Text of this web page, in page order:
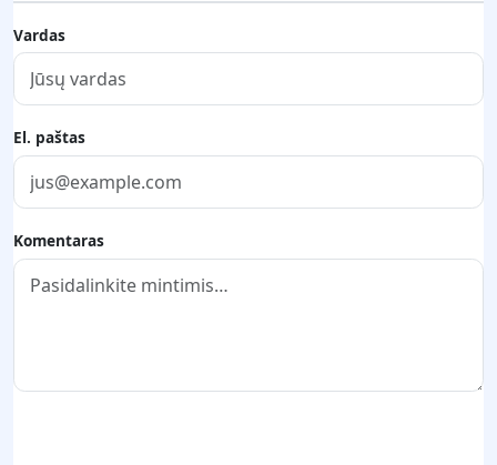
Vardas
El. paštas
Komentaras